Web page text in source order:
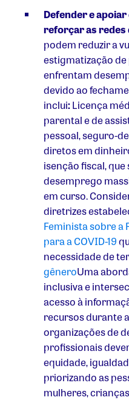
Defender e
reforçar as redes
podem reduzir a
estigmatização
enfrentam
devido ao
inclui:Licença
parental e de
pessoal, seguro-
diretos em
isenção fiscal,
desemprego
em curso.
diretrizes
Feminista sobre a
para a COVID-19
necessidade de
gêneroUma
inclusiva e
acesso à
recursos durante
organizações de
profissionais
equidade,
priorizando as
mulheres,